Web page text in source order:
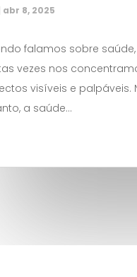
abr 8, 2025
falamos sobre saúde,
vezes nos
visíveis e palpáveis.
a saúde...